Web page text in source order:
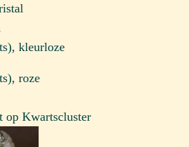
kleurloze
roze
op Kwartscluster